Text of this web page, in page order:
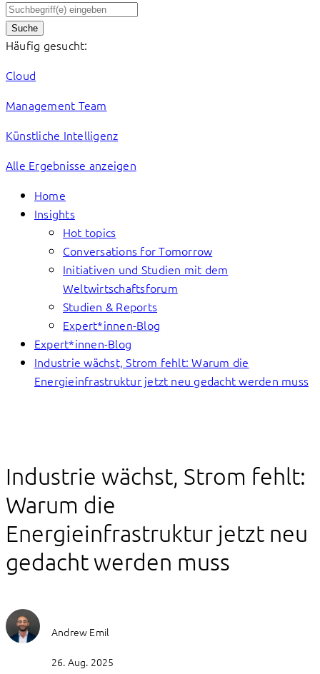
Suche
Häufig gesucht:
Cloud
Management Team
Künstliche Intelligenz
Alle Ergebnisse anzeigen
Home
Insights
Hot topics
Conversations for Tomorrow
Initiativen und Studien mit dem
Weltwirtschaftsforum
Studien & Reports
Expert*innen-Blog
Expert*innen-Blog
Industrie wächst, Strom fehlt: Warum die
Energieinfrastruktur jetzt neu gedacht werden muss
Industrie wächst, Strom fehlt:
Warum die
Energieinfrastruktur jetzt neu
gedacht werden muss
Andrew Emil
26. Aug. 2025